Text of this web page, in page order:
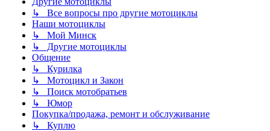
↳ Все вопросы про другие мотоциклы
Наши мотоциклы
↳ Мой Минск
↳ Другие мотоциклы
Общение
↳ Курилка
↳ Мотоцикл и Закон
↳ Поиск мотобратьев
↳ Юмор
Покупка/продажа, ремонт и обслуживание
↳ Куплю